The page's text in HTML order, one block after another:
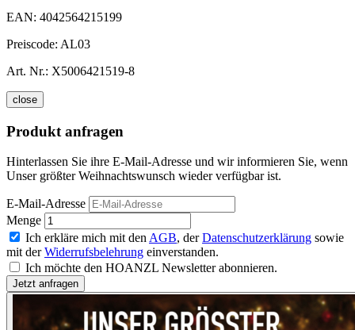
EAN: 4042564215199
Preiscode: AL03
Art. Nr.: X5006421519-8
close
Produkt anfragen
Hinterlassen Sie ihre E-Mail-Adresse und wir informieren Sie, wenn
Unser größter Weihnachtswunsch wieder verfügbar ist.
E-Mail-Adresse
Menge
Ich erkläre mich mit den AGB, derDatenschutzerklärung sowie
mit derWiderrufsbelehrung einverstanden.
Ich möchte den HOANZL Newsletter abonnieren.